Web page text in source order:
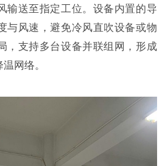
输送至指定工位。设备内置的导
与风速，避免冷风直吹设备或物
，支持多台设备并联组网，形成
网络。